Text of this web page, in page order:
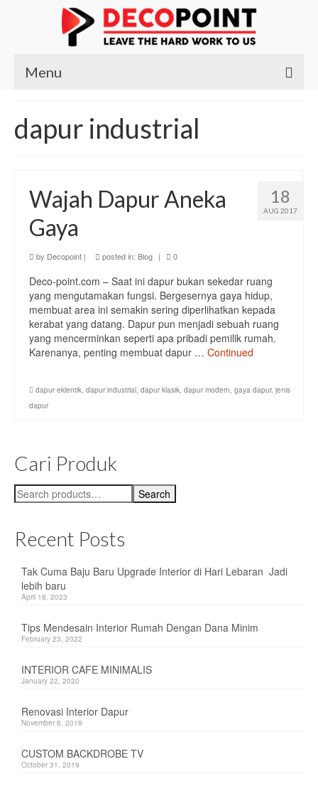
Menu
Produk
Meja
Meja Belajar
Meja Makan
Meja Nakas
Meja Rias
Meja Tamu
Lampu Gantung
Lampu Sorot
Tempat Penyimpanan
Kabinet
Rak Buku
Sofa
Tentang Kami
Jasa Desain Interior
dapur industrial
18
AUG 2017
Wajah Dapur Aneka
Gaya
by Decopoint | posted in: Blog | 0
Deco-point.com – Saat ini dapur bukan sekedar ruang
yang mengutamakan fungsi. Bergesernya gaya hidup,
membuat area ini semakin sering diperlihatkan kepada
kerabat yang datang. Dapur pun menjadi sebuah ruang
yang mencerminkan seperti apa pribadi pemilik rumah.
Karenanya, penting membuat dapur … Continued
dapur eklentik, dapur industrial, dapur klasik, dapur modern, gaya dapur, jenis
dapur
Cari Produk
Search
for:
Search
Recent Posts
Tak Cuma Baju Baru Upgrade Interior di Hari Lebaran Jadi
lebih baru
April 18, 2023
Tips Mendesain Interior Rumah Dengan Dana Minim
February 23, 2022
INTERIOR CAFE MINIMALIS
January 22, 2020
Renovasi Interior Dapur
November 6, 2019
CUSTOM BACKDROBE TV
October 31, 2019